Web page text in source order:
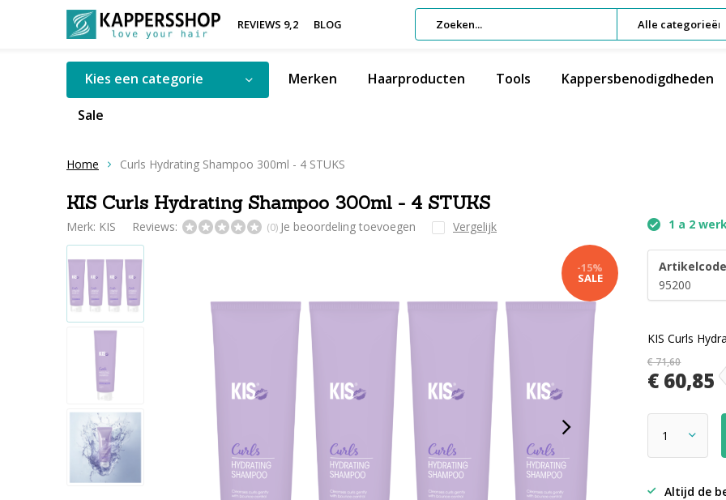
REVIEWS 9,2 BLOG Alle categorieën
Kies een categorie Merken Haarproducten Tools Kappersbenodigdheden
Sale
Home Curls Hydrating Shampoo 300ml - 4 STUKS
KIS Curls Hydrating Shampoo 300ml - 4 STUKS
Merk: KIS Reviews: (0) Je beoordeling toevoegen Vergelijk
-15%
SALE
1 a 2
95200
KIS Curls
€ 71,60
€ 60,85
Altijd de